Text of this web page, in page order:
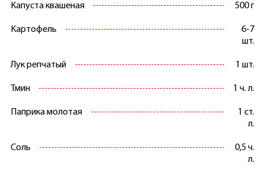
Капуста квашеная 500 г
Картофель
6-7
шт.
Лук репчатый 1 шт.
Тмин 1 ч. л.
Паприка молотая
1 ст.
л.
Соль
0,5 ч.
л.